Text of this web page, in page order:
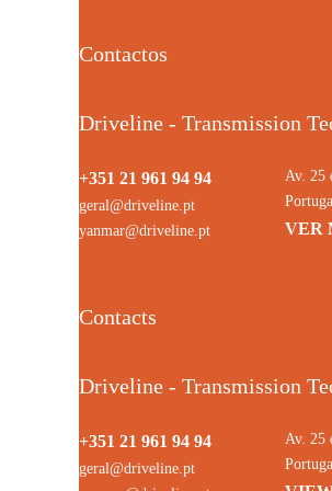
Contactos
Driveline - Transmission
+351 21 961 94 94
geral@driveline.pt
yanmar@driveline.pt
Av. 25
VER
Contacts
Driveline - Transmission
+351 21 961 94 94
geral@driveline.pt
Av. 25